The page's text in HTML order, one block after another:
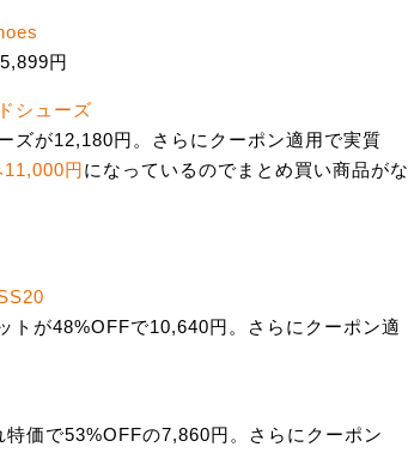
円
シューズ
が12,180円。さらにクーポン適用で実質
円になっているのでまとめ買い商品がな
が48%OFFで10,640円。さらにクーポン適
価で53%OFFの7,860円。さらにクーポン